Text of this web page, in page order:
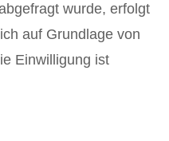
wurde, erfolgt
auf Grundlage von
Einwilligung ist